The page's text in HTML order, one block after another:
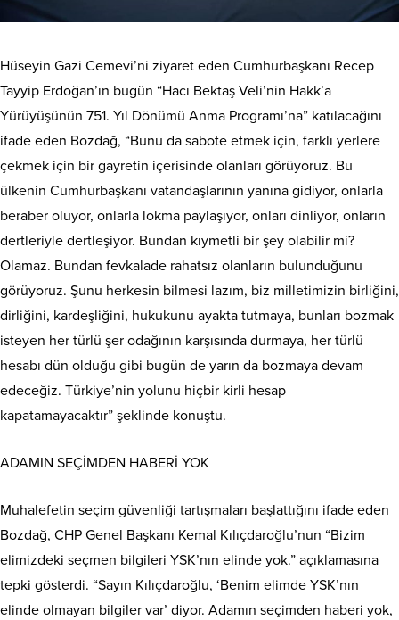
Hüseyin Gazi Cemevi’ni ziyaret eden Cumhurbaşkanı Recep
Tayyip Erdoğan’ın bugün “Hacı Bektaş Veli’nin Hakk’a
Yürüyüşünün 751. Yıl Dönümü Anma Programı’na” katılacağını
ifade eden Bozdağ, “Bunu da sabote etmek için, farklı yerlere
çekmek için bir gayretin içerisinde olanları görüyoruz. Bu
ülkenin Cumhurbaşkanı vatandaşlarının yanına gidiyor, onlarla
beraber oluyor, onlarla lokma paylaşıyor, onları dinliyor, onların
dertleriyle dertleşiyor. Bundan kıymetli bir şey olabilir mi?
Olamaz. Bundan fevkalade rahatsız olanların bulunduğunu
görüyoruz. Şunu herkesin bilmesi lazım, biz milletimizin birliğini,
dirliğini, kardeşliğini, hukukunu ayakta tutmaya, bunları bozmak
isteyen her türlü şer odağının karşısında durmaya, her türlü
hesabı dün olduğu gibi bugün de yarın da bozmaya devam
edeceğiz. Türkiye’nin yolunu hiçbir kirli hesap
kapatamayacaktır” şeklinde konuştu.
ADAMIN SEÇİMDEN HABERİ YOK
Muhalefetin seçim güvenliği tartışmaları başlattığını ifade eden
Bozdağ, CHP Genel Başkanı Kemal Kılıçdaroğlu’nun “Bizim
elimizdeki seçmen bilgileri YSK’nın elinde yok.” açıklamasına
tepki gösterdi. “Sayın Kılıçdaroğlu, ‘Benim elimde YSK’nın
elinde olmayan bilgiler var’ diyor. Adamın seçimden haberi yok,